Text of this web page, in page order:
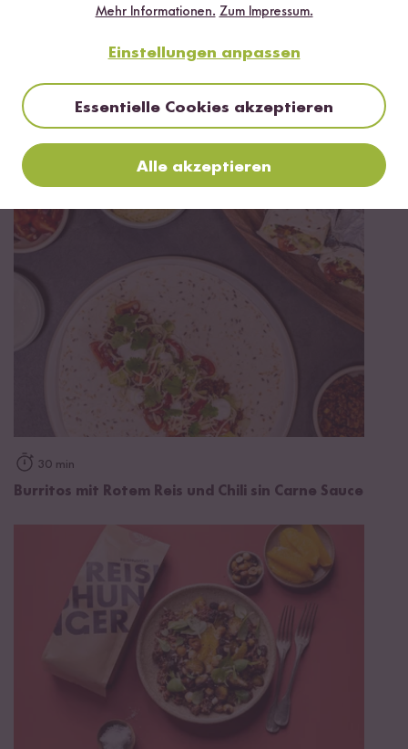
Jetzt sichern
*Das Digitale Rezeptbuch wird dir nach vollständiger Anmeldung zum Newsletter
per E-Mail zugeschickt.
Mehr Rezepte mit Roter Bio Reis
30 min
Burritos mit Rotem Reis und Chili sin Carne Sauce
Mehr Informationen. Zum Impressum.
Einstellungen anpassen
Essentielle Cookies akzeptieren
Alle akzeptieren